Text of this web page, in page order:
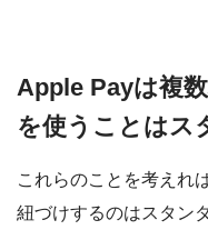
Apple Payは複
を使うことはス
これらのことを考えれ
紐づけするのはスタン